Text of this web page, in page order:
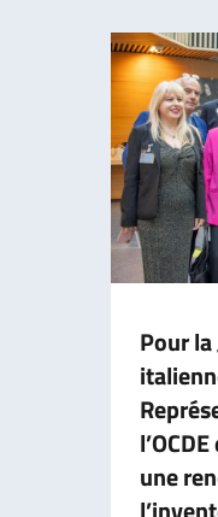
Pour
une